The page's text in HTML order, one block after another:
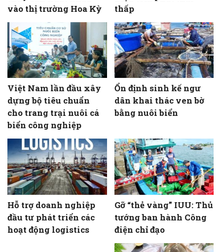
vào thị trường Hoa Kỳ
thấp
Việt Nam lần đầu xây
dựng bộ tiêu chuẩn
cho trang trại nuôi cá
biển công nghiệp
Ổn định sinh kế ngư
dân khai thác ven bờ
bằng nuôi biển
Hỗ trợ doanh nghiệp
đầu tư phát triển các
hoạt động logistics
Gỡ “thẻ vàng” IUU: Thủ
tướng ban hành Công
điện chỉ đạo